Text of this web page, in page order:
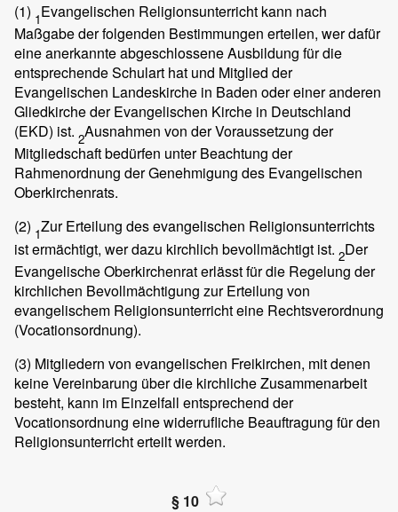
(1) 1Evangelischen Religionsunterricht kann nach
Maßgabe der folgenden Bestimmungen erteilen, wer dafür
eine anerkannte abgeschlossene Ausbildung für die
entsprechende Schulart hat und Mitglied der
Evangelischen Landeskirche in Baden oder einer anderen
Gliedkirche der Evangelischen Kirche in Deutschland
(EKD) ist. 2Ausnahmen von der Voraussetzung der
Mitgliedschaft bedürfen unter Beachtung der
Rahmenordnung der Genehmigung des Evangelischen
Oberkirchenrats.
(2) 1Zur Erteilung des evangelischen Religionsunterrichts
ist ermächtigt, wer dazu kirchlich bevollmächtigt ist. 2Der
Evangelische Oberkirchenrat erlässt für die Regelung der
kirchlichen Bevollmächtigung zur Erteilung von
evangelischem Religionsunterricht eine Rechtsverordnung
(Vocationsordnung).
(3) Mitgliedern von evangelischen Freikirchen, mit denen
keine Vereinbarung über die kirchliche Zusammenarbeit
besteht, kann im Einzelfall entsprechend der
Vocationsordnung eine widerrufliche Beauftragung für den
Religionsunterricht erteilt werden.
§ 10